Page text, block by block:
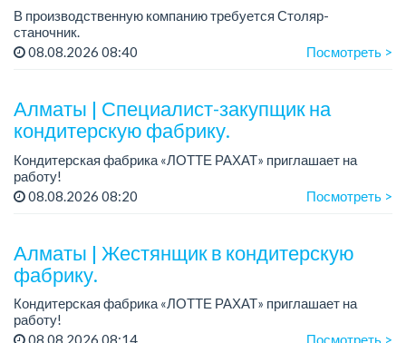
В производственную компанию требуется Столяр-
станочник.
График работы: 5/2, с 08.00 до 18.00.
08.08.2026 08:40 Посмотреть >
Алматы | Специалист-закупщик на
кондитерскую фабрику.
Кондитерская фабрика «ЛОТТЕ РАХАТ» приглашает на
работу!
Зарплата: до 275 000 тенге.
08.08.2026 08:20 Посмотреть >
Алматы | Жестянщик в кондитерскую
фабрику.
Кондитерская фабрика «ЛОТТЕ РАХАТ» приглашает на
работу!
График работы: сменный.
08.08.2026 08:14 Посмотреть >